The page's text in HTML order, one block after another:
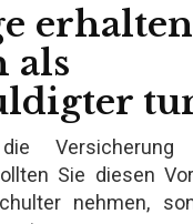
als
Versicherung
Sie diesen
nehmen,